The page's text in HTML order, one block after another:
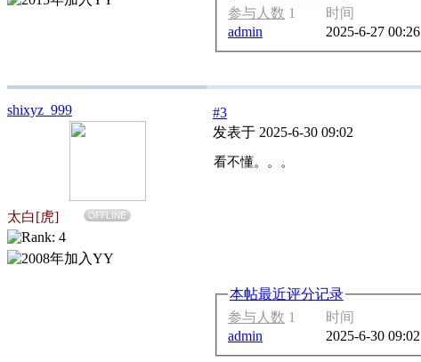
参与人数 1 时间
admin
2025-6-27 00:26
shixyz_999
太白[虎] OFFLINE
#3
发表于 2025-6-30 09:02
看不懂。。。
本帖最近评分记录
参与人数 1 时间
admin
2025-6-30 09:02